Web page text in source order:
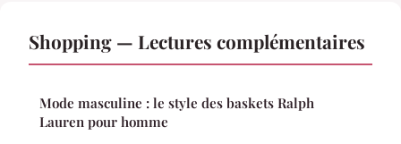
Shopping — Lectures complémentaires
Mode masculine : le style des baskets Ralph
Lauren pour homme